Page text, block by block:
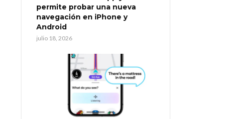
permite probar una nueva
navegación en iPhone y
Android
julio 18, 2026